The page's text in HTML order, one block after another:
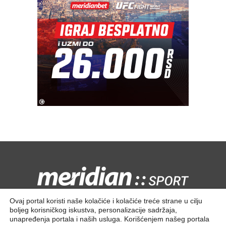
Kontaktirajte nas:redakcija@meridiansport.rs
Ovaj portal koristi naše kolačiće i kolačiće treće strane u cilju
boljeg korisničkog iskustva, personalizacije sadržaja,
unapređenja portala i naših usluga. Korišćenjem našeg portala